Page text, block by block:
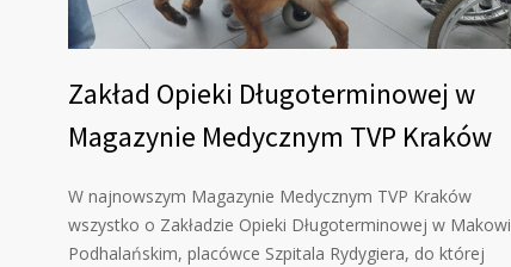
Zakład Opieki Długoterminowej w
Magazynie Medycznym TVP Kraków
W najnowszym Magazynie Medycznym TVP Kraków
wszystko o Zakładzie Opieki Długoterminowej w
Podhalańskim, placówce Szpitala Rydygiera, do której